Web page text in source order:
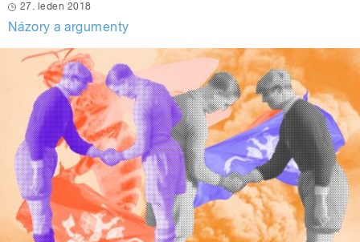
27. leden 2018
Názory a argumenty